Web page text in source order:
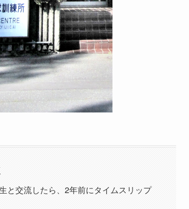
と交流したら、2年前にタイムスリップ